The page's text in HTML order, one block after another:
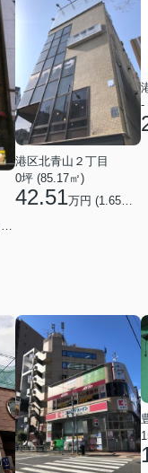
港区北青山２丁目
0坪 (85.17㎡)
42.51万円 (1.65
-